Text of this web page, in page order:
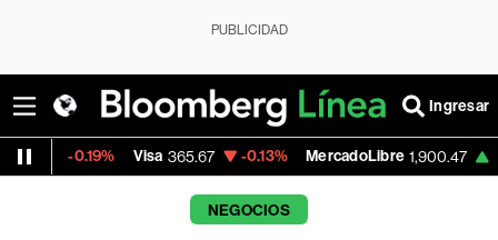
PUBLICIDAD
Ingresar
Visa 365.67 -0.13% MercadoLibre 1,900.47 +1.11%
NEGOCIOS